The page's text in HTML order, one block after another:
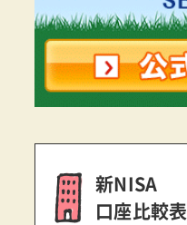
新NISA
口座比較表